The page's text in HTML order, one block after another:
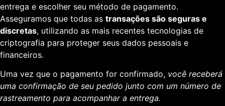
entrega e escolher seu método de pagamento.
Asseguramos que todas as transações são seguras e
discretas, utilizando as mais recentes tecnologias de
criptografia para proteger seus dados pessoais e
financeiros.
Uma vez que o pagamento for confirmado, você receberá
uma confirmação de seu pedido junto com um número de
rastreamento para acompanhar a entrega.